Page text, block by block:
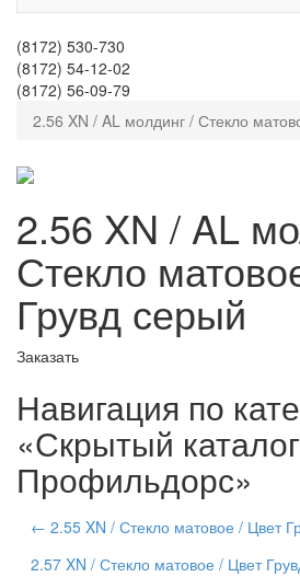
(8172) 530-730
(8172) 54-12-02
(8172) 56-09-79
2.56 XN / AL молдинг / Стекло
2.56 XN / AL
Стекло
Грувд серый
Заказать
Навигация по
«Скрытый каталог
Профильдорс»
← 2.55 XN / Стекло матовое / Цвет
2.57 XN / Стекло матовое / Цвет